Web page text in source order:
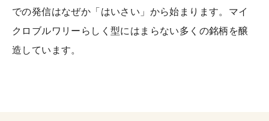
での発信はなぜか「はいさい」から始まります。マイ
クロブルワリーらしく型にはまらない多くの銘柄を醸
造しています。